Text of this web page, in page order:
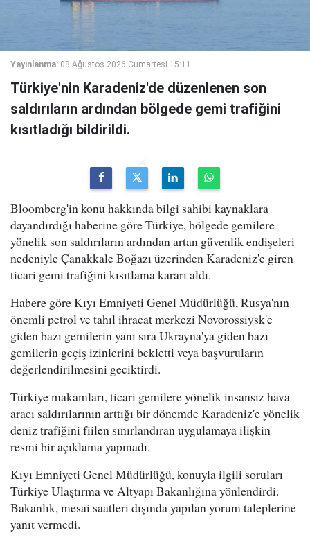
Yayınlanma: 08 Ağustos 2026 Cumartesi 15:11
Türkiye'nin Karadeniz'de düzenlenen son
saldırıların ardından bölgede gemi trafiğini
kısıtladığı bildirildi.
Bloomberg'in konu hakkında bilgi sahibi kaynaklara
dayandırdığı haberine göre Türkiye, bölgede gemilere
yönelik son saldırıların ardından artan güvenlik endişeleri
nedeniyle Çanakkale Boğazı üzerinden Karadeniz'e giren
ticari gemi trafiğini kısıtlama kararı aldı.
Habere göre Kıyı Emniyeti Genel Müdürlüğü, Rusya'nın
önemli petrol ve tahıl ihracat merkezi Novorossiysk'e
giden bazı gemilerin yanı sıra Ukrayna'ya giden bazı
gemilerin geçiş izinlerini bekletti veya başvuruların
değerlendirilmesini geciktirdi.
Türkiye makamları, ticari gemilere yönelik insansız hava
aracı saldırılarının arttığı bir dönemde Karadeniz'e yönelik
deniz trafiğini fiilen sınırlandıran uygulamaya ilişkin
resmi bir açıklama yapmadı.
Kıyı Emniyeti Genel Müdürlüğü, konuyla ilgili soruları
Türkiye Ulaştırma ve Altyapı Bakanlığına yönlendirdi.
Bakanlık, mesai saatleri dışında yapılan yorum taleplerine
yanıt vermedi.